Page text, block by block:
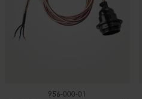
956-000-01